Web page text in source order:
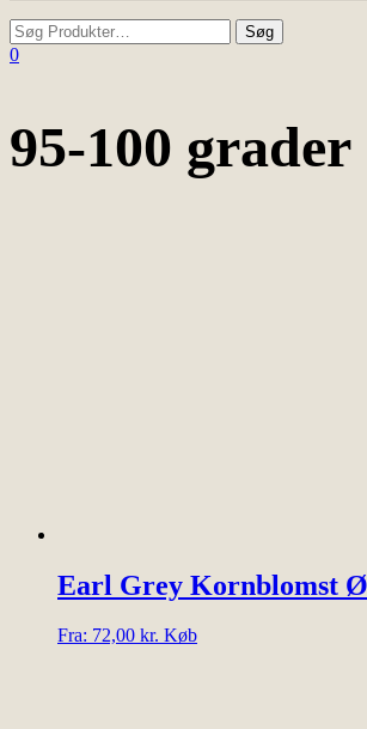
0
95-100 grader
Earl Grey Kornblomst
Fra: 72,00 kr. KøbDette